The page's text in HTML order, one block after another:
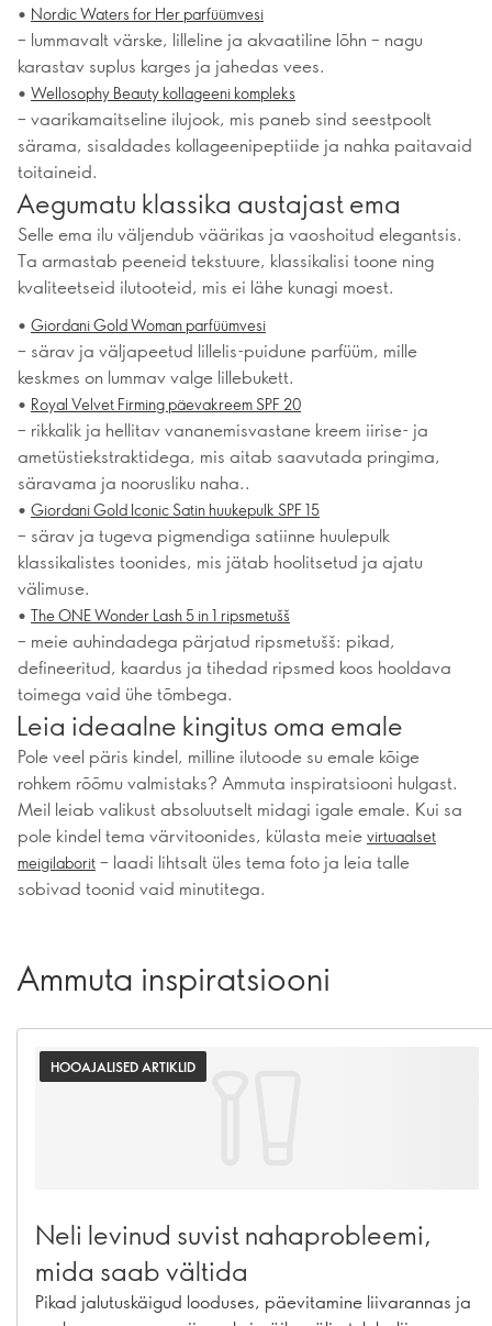
• Nordic Waters for Her parfüümvesi
– lummavalt värske, lilleline ja akvaatiline lõhn – nagu
karastav suplus karges ja jahedas vees.
• Wellosophy Beauty kollageeni kompleks
– vaarikamaitseline ilujook, mis paneb sind seestpoolt
särama, sisaldades kollageenipeptiide ja nahka paitavaid
toitaineid.
Aegumatu klassika austajast ema
Selle ema ilu väljendub väärikas ja vaoshoitud elegantsis.
Ta armastab peeneid tekstuure, klassikalisi toone ning
kvaliteetseid ilutooteid, mis ei lähe kunagi moest.
• Giordani Gold Woman parfüümvesi
– särav ja väljapeetud lillelis-puidune parfüüm, mille
keskmes on lummav valge lillebukett.
• Royal Velvet Firming päevakreem SPF 20
– rikkalik ja hellitav vananemisvastane kreem iirise- ja
ametüstiekstraktidega, mis aitab saavutada pringima,
säravama ja noorusliku naha..
• Giordani Gold Iconic Satin huukepulk SPF 15
– särav ja tugeva pigmendiga satiinne huulepulk
klassikalistes toonides, mis jätab hoolitsetud ja ajatu
välimuse.
• The ONE Wonder Lash 5 in 1 ripsmetušš
– meie auhindadega pärjatud ripsmetušš: pikad,
defineeritud, kaardus ja tihedad ripsmed koos hooldava
toimega vaid ühe tõmbega.
Leia ideaalne kingitus oma emale
Pole veel päris kindel, milline ilutoode su emale kõige
rohkem rõõmu valmistaks? Ammuta inspiratsiooni hulgast.
Meil leiab valikust absoluutselt midagi igale emale. Kui sa
pole kindel tema värvitoonides, külasta meie virtuaalset
meigilaborit – laadi lihtsalt üles tema foto ja leia talle
sobivad toonid vaid minutitega.
Ammuta inspiratsiooni
HOOAJALISED ARTIKLID
Neli levinud suvist nahaprobleemi,
mida saab vältida
Pikad jalutuskäigud looduses, päevitamine liivarannas ja